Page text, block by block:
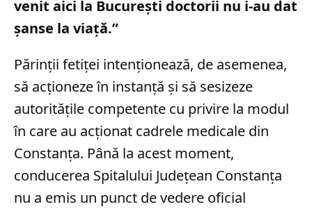
venit aici la Bucureşti doctorii nu i-au dat
şanse la viaţă.”
Părinții fetiței intenționează, de asemenea,
să acționeze în instanță și să sesizeze
autoritățile competente cu privire la modul
în care au acționat cadrele medicale din
Constanța. Până la acest moment,
conducerea Spitalului Județean Constanța
nu a emis un punct de vedere oficial